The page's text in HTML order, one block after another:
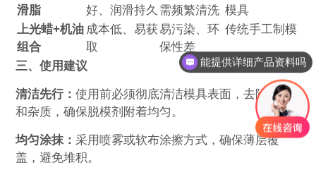
滑脂
好、润滑持久 需频繁清洗 模具
上光蜡+机油
组合
成本低、易获
取
易污染、环
保性差
传统手工制模
三、使用建议
清洁先行‌：使用前必须彻底清洁模具表面，去除油污
和杂质，确保脱模剂附着均匀。
均匀涂抹‌：采用喷雾或软布涂擦方式，确保薄层覆
盖，避免堆积。
能提供详细产品资料吗